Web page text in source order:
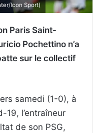
Icon Sport)
Paris Saint-
Pochettino n’a
sur le collectif
samedi (1-0), à
19, l’entraîneur
de son PSG,